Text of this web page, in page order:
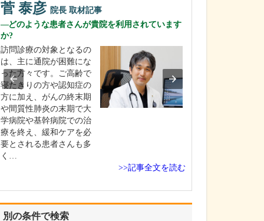
別の条件で検索
菅 泰彦 院長 取材記事
どのような患者さんが貴院を利用されています
か?
訪問診療の対象となるの
は、主に通院が困難にな
った方々です。ご高齢で
寝たきりの方や認知症の
方に加え、がんの終末期
や間質性肺炎の末期で大
学病院や基幹病院での治
療を終え、緩和ケアを必
要とされる患者さんも多
く…
>>記事全文を読む